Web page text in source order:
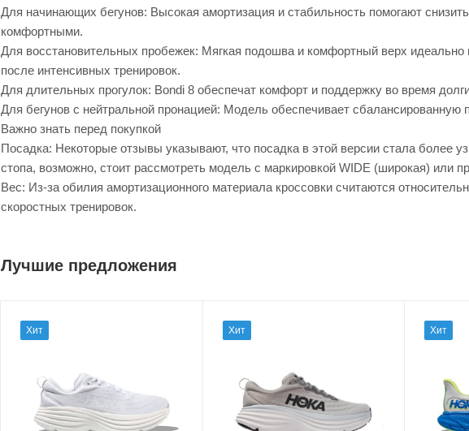
Для начинающих бегунов: Высокая амортизация и стабильность помогают
комфортными.
Для восстановительных пробежек: Мягкая подошва и комфортный верх
после интенсивных тренировок.
Для длительных прогулок: Bondi 8 обеспечат комфорт и поддержку во время
Для бегунов с нейтральной пронацией: Модель обеспечивает сбалансированную
Важно знать перед покупкой
Посадка: Некоторые отзывы указывают, что посадка в этой версии стала более
стопа, возможно, стоит рассмотреть модель с маркировкой WIDE (широкая) или
Вес: Из-за обилия амортизационного материала кроссовки считаются
скоростных тренировок.
Лучшие предложения
Хит Хит Хит